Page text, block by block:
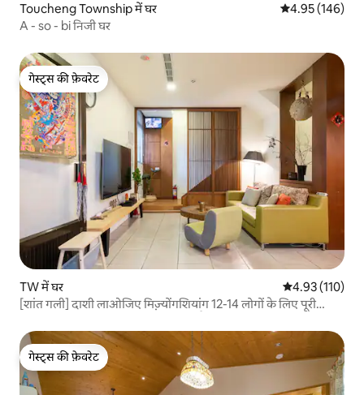
Toucheng Township में घर औसत रेटिंग 5 में से
4.95 (146)
A - so - bi निजी घर
गेस्ट्स की फ़ेवरेट
गेस्ट्स की फ़ेवरेट
TW में घर औसत रेटिंग 5 में से
4.93 (110)
[शांत गली] दाशी लाओजिए मिज़्योंगशियांग 12-14 लोगों के लिए पूरी
लाओजिए 2 मिनट की दूरी पर
गेस्ट्स की फ़ेवरेट
गेस्ट्स की फ़ेवरेट